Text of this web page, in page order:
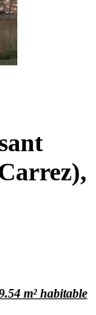
m² habitable